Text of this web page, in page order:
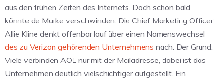
aus den frühen Zeiten des Internets. Doch schon bald
könnte de Marke verschwinden. Die Chief Marketing Officer
Allie Kline denkt offenbar lauf über einen Namenswechsel
des zu Verizon gehörenden Unternehmens nach. Der Grund:
Viele verbinden AOL nur mit der Mailadresse, dabei ist das
Unternehmen deutlich vielschichtiger aufgestellt. Ein